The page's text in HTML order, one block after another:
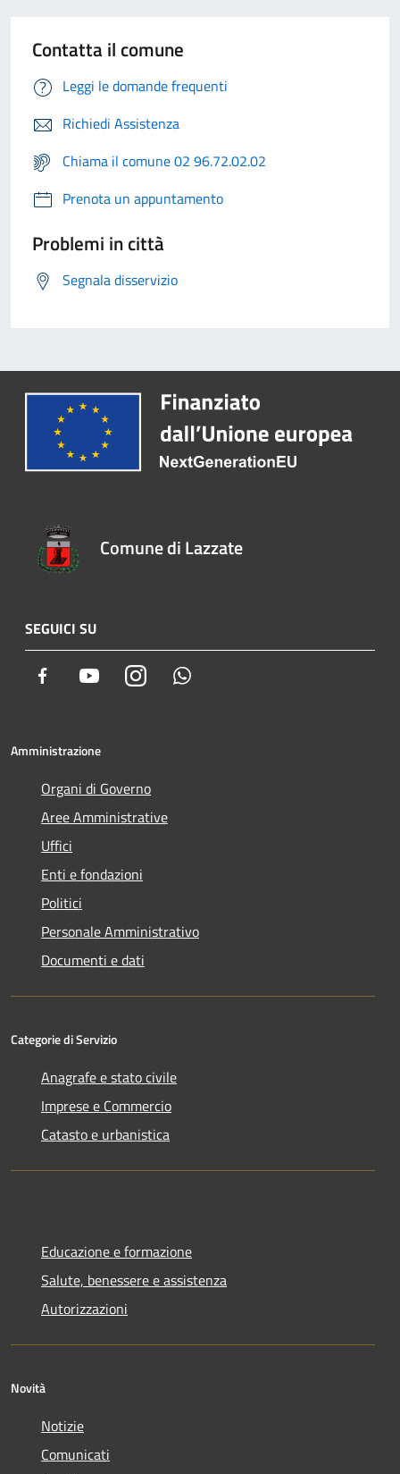
Contatta il comune
Leggi le domande frequenti
Richiedi Assistenza
Chiama il comune 02 96.72.02.02
Prenota un appuntamento
Problemi in città
Segnala disservizio
Comune di Lazzate
SEGUICI SU
Facebook YoutubeInstagram
Amministrazione
Organi di Governo
Aree Amministrative
Uffici
Enti e fondazioni
Politici
Personale Amministrativo
Documenti e dati
Categorie di Servizio
Anagrafe e stato civile
Imprese e Commercio
Catasto e urbanistica
Educazione e formazione
Salute, benessere e assistenza
Autorizzazioni
Novità
Notizie
Comunicati